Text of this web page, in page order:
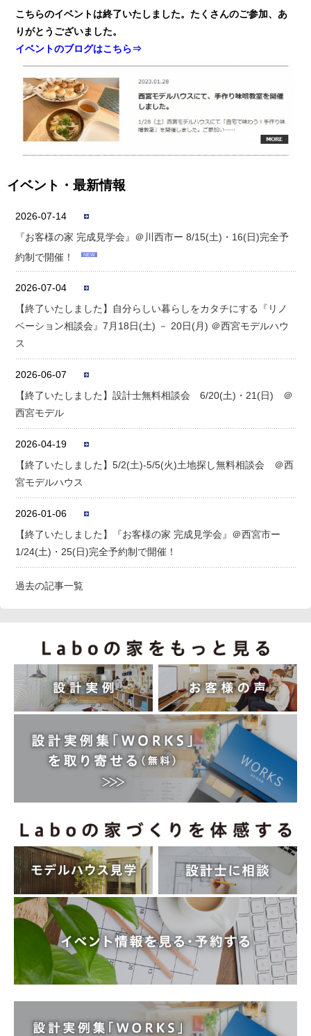
こちらのイベントは終了いたしました。たくさんのご参加、あ
りがとうございました。
イベントのブログはこちら⇒
イベント・最新情報
2026-07-14
『お客様の家 完成見学会』＠川西市ー 8/15(土)・16(日)完全予
約制で開催！
NEW
2026-07-04
【終了いたしました】自分らしい暮らしをカタチにする『リノ
ベーション相談会』7月18日(土) － 20日(月) ＠西宮モデルハウ
ス
2026-06-07
【終了いたしました】設計士無料相談会 6/20(土)・21(日) ＠
西宮モデル
2026-04-19
【終了いたしました】5/2(土)-5/5(火)土地探し無料相談会 ＠西
宮モデルハウス
2026-01-06
【終了いたしました】『お客様の家 完成見学会』＠西宮市ー
1/24(土)・25(日)完全予約制で開催！
過去の記事一覧